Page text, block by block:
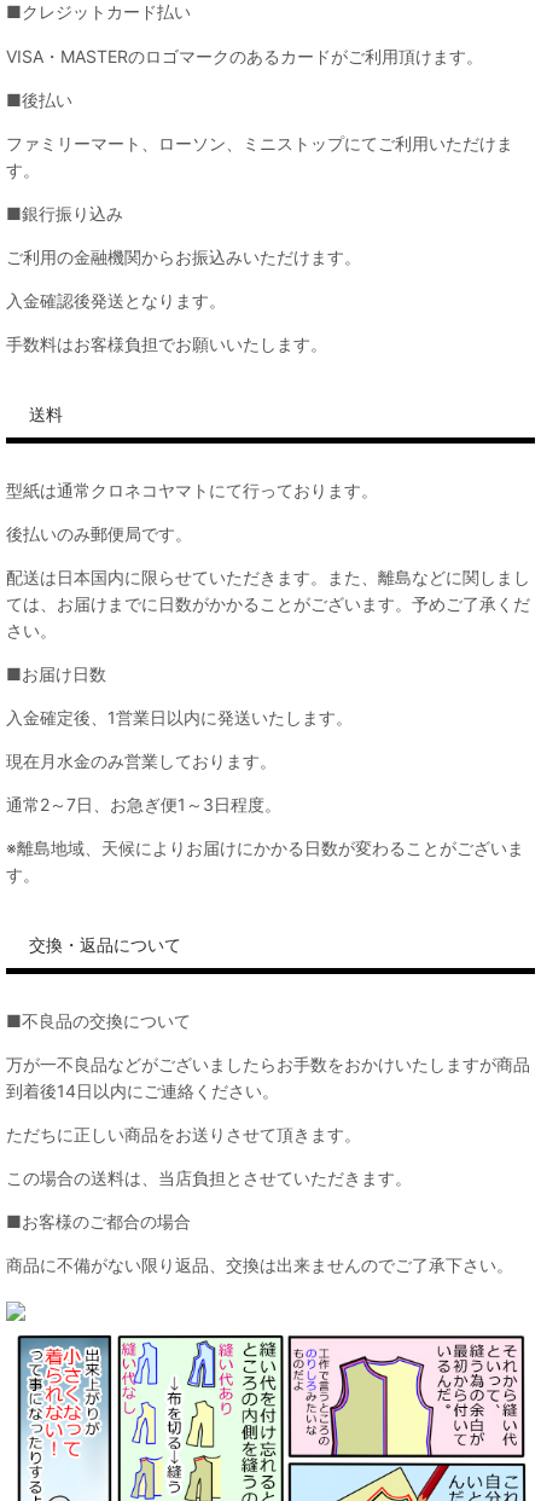
■クレジットカード払い
VISA・MASTERのロゴマークのあるカードがご利用頂けます。
■後払い
ファミリーマート、ローソン、ミニストップにてご利用いただけま
す。
■銀行振り込み
ご利用の金融機関からお振込みいただけます。
入金確認後発送となります。
手数料はお客様負担でお願いいたします。
送料
型紙は通常クロネコヤマトにて行っております。
後払いのみ郵便局です。
配送は日本国内に限らせていただきます。また、離島などに関しまし
ては、お届けまでに日数がかかることがございます。予めご了承くだ
さい。
■お届け日数
入金確定後、1営業日以内に発送いたします。
現在月水金のみ営業しております。
通常2～7日、お急ぎ便1～3日程度。
※離島地域、天候によりお届けにかかる日数が変わることがございま
す。
交換・返品について
■不良品の交換について
万が一不良品などがございましたらお手数をおかけいたしますが商品
到着後14日以内にご連絡ください。
ただちに正しい商品をお送りさせて頂きます。
この場合の送料は、当店負担とさせていただきます。
■お客様のご都合の場合
商品に不備がない限り返品、交換は出来ませんのでご了承下さい。